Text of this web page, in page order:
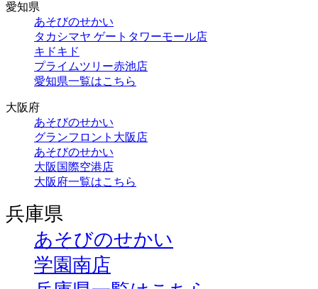
愛知県
あそびのせかい
タカシマヤ ゲートタワーモール店
キドキド
プライムツリー赤池店
愛知県一覧はこちら
大阪府
あそびのせかい
グランフロント大阪店
あそびのせかい
大阪国際空港店
大阪府一覧はこちら
兵庫県
あそびのせかい
学園南店